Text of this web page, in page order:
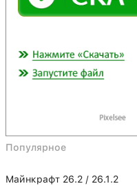
Популярное
Майнкрафт 26.2 / 26.1.2